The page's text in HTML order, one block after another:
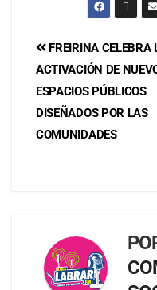
FREIRINA CELEBRA
ACTIVACIÓN DE
ESPACIOS PÚBLICOS
DISEÑADOS POR LAS
COMUNIDADES